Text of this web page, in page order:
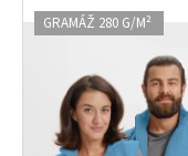
V
ý GRAMÁŽ 280 G/M²